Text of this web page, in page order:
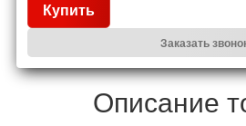
Купить
Заказать
Описание